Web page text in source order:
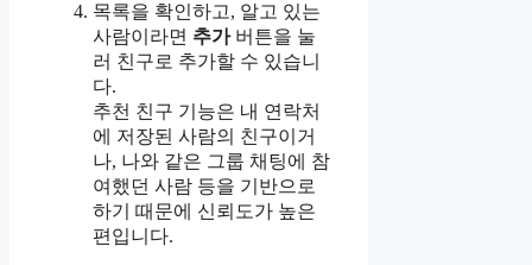
목록을 확인하고, 알고 있는
사람이라면 추가버튼을 눌
러 친구로 추가할 수 있습니
다.
추천 친구 기능은 내 연락처
에 저장된 사람의 친구이거
나, 나와 같은 그룹 채팅에 참
여했던 사람 등을 기반으로
하기 때문에 신뢰도가 높은
편입니다.